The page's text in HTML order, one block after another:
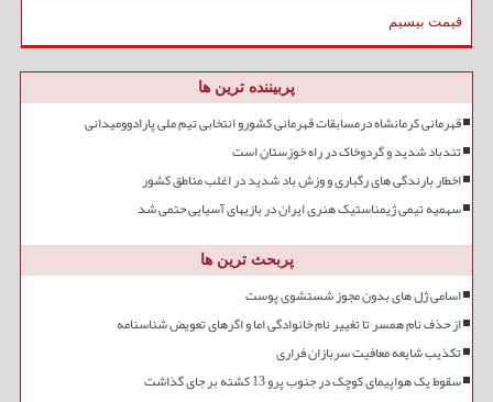
قیمت بیسیم
پربیننده ترین ها
قهرمانی کرمانشاه درمسابقات قهرمانی کشورو انتخابی تیم ملی پارادوومیدانی
تندباد شدید و گردوخاک در راه خوزستان است
اخطار بارندگی های رگباری و وزش باد شدید در اغلب مناطق کشور
سهمیه تیمی ژیمناستیک هنری ایران در بازیهای آسیایی حتمی شد
پربحث ترین ها
اسامی ژل های بدون مجوز شستشوی پوست
از حذف نام همسر تا تغییر نام خانوادگی اما و اگرهای تعویض شناسنامه
تکذیب شایعه معافیت سربازان فراری
سقوط یک هواپیمای کوچک در جنوب پرو 13 کشته بر جای گذاشت